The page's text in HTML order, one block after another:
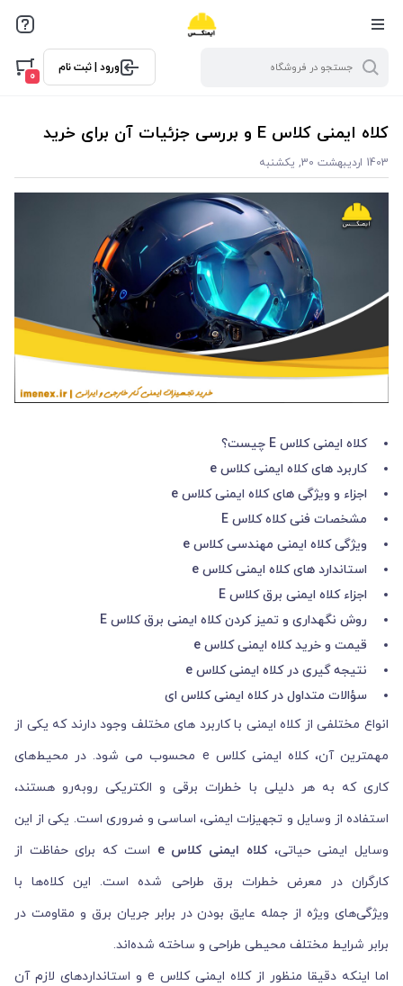
ورود | ثبت نام
0
کلاه ایمنی کلاس E و بررسی جزئیات آن برای خرید
1403 اردیبهشت 30, یکشنبه
کلاه ایمنی کلاس E چیست؟
کاربرد های کلاه ایمنی کلاس e
اجزاء و ویژگی های کلاه ایمنی کلاس e
مشخصات فنی کلاه کلاس E
ویژگی کلاه ایمنی مهندسی کلاس e
استاندارد های کلاه ایمنی کلاس e
اجزاء کلاه ایمنی برق کلاس E
روش نگهداری و تمیز کردن کلاه ایمنی برق کلاس E
قیمت و خرید کلاه ایمنی کلاس e
نتیجه ‌گیری در کلاه ایمنی کلاس e
سؤالات متداول در کلاه ایمنی کلاس ای
انواع مختلفی از کلاه ایمنی با کاربرد های مختلف وجود دارند که یکی از
مهمترین آن، کلاه ایمنی کلاس e محسوب می شود. در محیط‌های
کاری که به هر دلیلی با خطرات برقی و الکتریکی روبه‌رو هستند،
استفاده از وسایل و تجهیزات ایمنی، اساسی و ضروری است. یکی از این
وسایل ایمنی حیاتی،کلاه ایمنی کلاس e
است که برای حفاظت از
کارگران در معرض خطرات برق طراحی شده است. این کلاه‌ها با
ویژگی‌های ویژه از جمله عایق بودن در برابر جریان برق و مقاومت در
برابر شرایط مختلف محیطی طراحی و ساخته شده‌اند.
اما اینکه دقیقا منظور از کلاه ایمنی کلاس e و استانداردهای لازم آن